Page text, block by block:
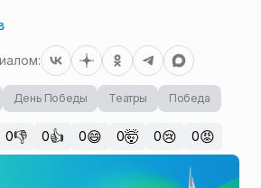
День Победы Театры Победа
0👎 0👍 0😄 0🤯 0😢 0😡